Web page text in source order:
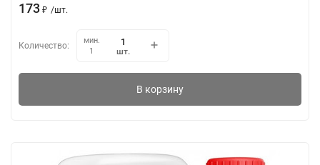
173 ₽ /шт.
Количество:
мин.
1
шт.
В корзину